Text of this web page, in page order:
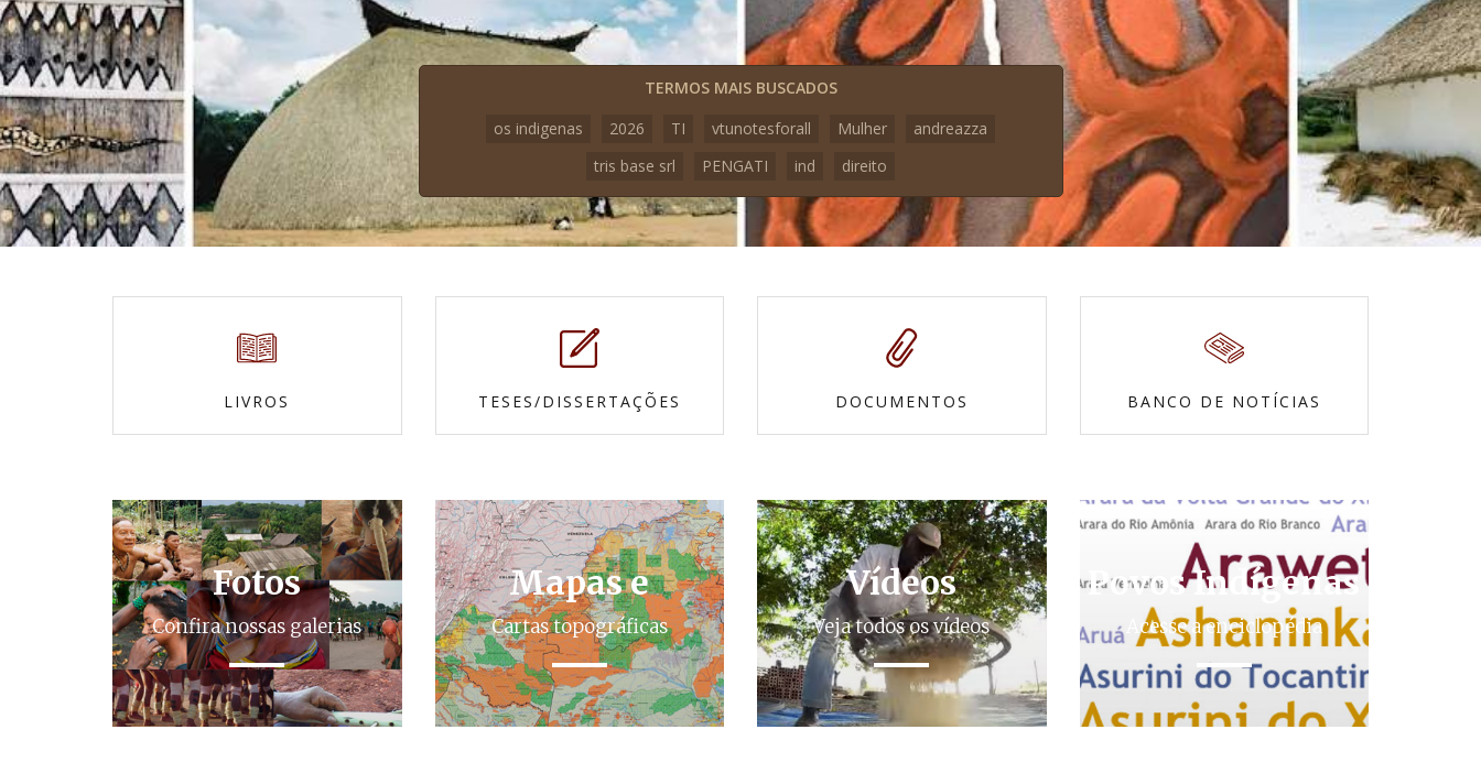
TERMOS MAIS BUSCADOS
os indigenas
2026 TI vtunotesforall Mulher
andreazza
tris base srl
PENGATI ind direito
LIVROS TESES/DISSERTAÇÕES DOCUMENTOS BANCO DE NOTÍCIAS
Fotos
Confira nossas galerias
Mapas e
Cartas topográficas
Vídeos
Veja todos os vídeos
Povos Indígenas
Acesse a enciclopédia